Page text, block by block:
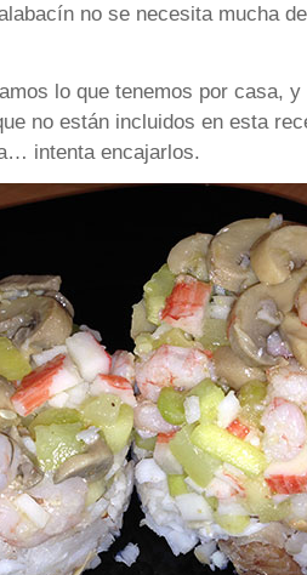
no se necesita mucha
lo que tenemos por casa,
no están incluidos en esta
intenta encajarlos.